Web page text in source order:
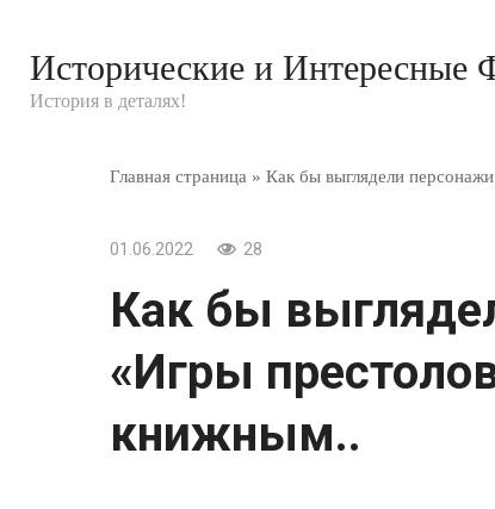
контенту
Исторические и Интересные
История в деталях!
Главная страница » Как бы выглядели
01.06.2022 28
Как бы
«Игры
книжным..